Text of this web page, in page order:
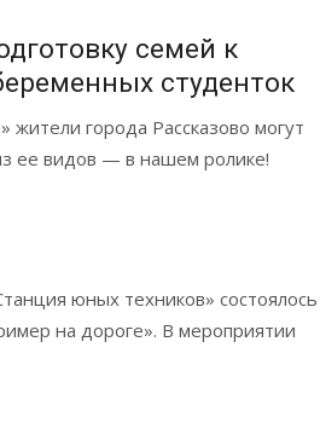
семей к
студенток
жители города Рассказово могут
ее видов — в нашем ролике!
юных техников» состоялось
на дороге». В мероприятии